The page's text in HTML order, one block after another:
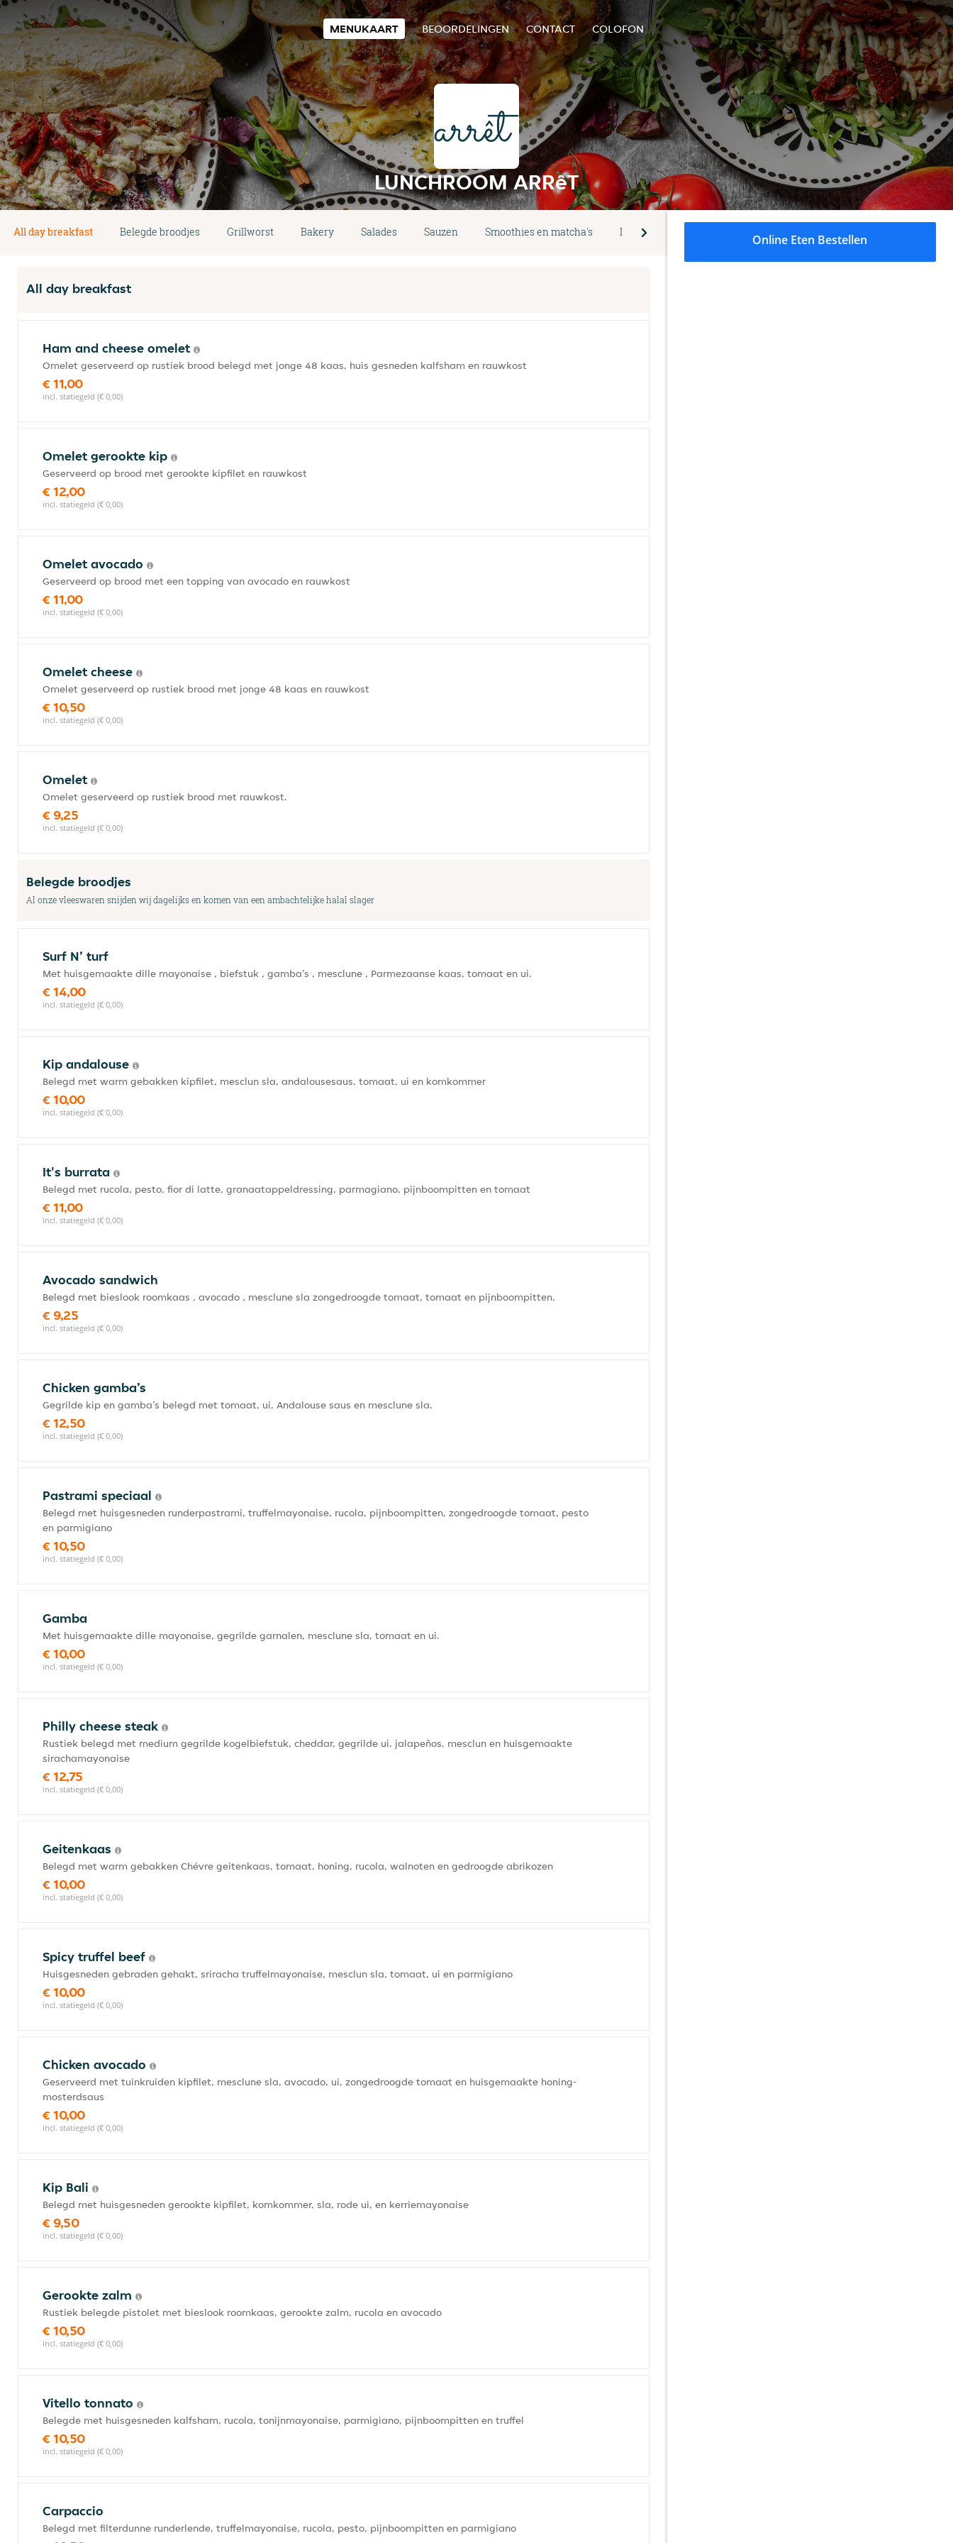
MENUKAART BEOORDELINGEN CONTACT COLOFON
LUNCHROOM ARRêT
All day breakfast Belegde broodjes Grillworst Bakery Salades Sauzen Smoothies en matcha's Dranken
All day breakfast
Ham and cheese omelet
Omelet geserveerd op rustiek brood belegd met jonge 48 kaas, huis gesneden kalfsham en rauwkost
€ 11,00
incl. statiegeld (€ 0,00)
Omelet gerookte kip
Geserveerd op brood met gerookte kipfilet en rauwkost
€ 12,00
incl. statiegeld (€ 0,00)
Omelet avocado
Geserveerd op brood met een topping van avocado en rauwkost
€ 11,00
incl. statiegeld (€ 0,00)
Omelet cheese
Omelet geserveerd op rustiek brood met jonge 48 kaas en rauwkost
€ 10,50
incl. statiegeld (€ 0,00)
Omelet
Omelet geserveerd op rustiek brood met rauwkost.
€ 9,25
incl. statiegeld (€ 0,00)
Belegde broodjes
Al onze vleeswaren snijden wij dagelijks en komen van een ambachtelijke halal slager
Surf N’ turf
Met huisgemaakte dille mayonaise , biefstuk , gamba’s , mesclune , Parmezaanse kaas, tomaat en ui.
€ 14,00
incl. statiegeld (€ 0,00)
Kip andalouse
Belegd met warm gebakken kipfilet, mesclun sla, andalousesaus, tomaat, ui en komkommer
€ 10,00
incl. statiegeld (€ 0,00)
It's burrata
Belegd met rucola, pesto, fior di latte, granaatappeldressing, parmagiano, pijnboompitten en tomaat
€ 11,00
incl. statiegeld (€ 0,00)
Avocado sandwich
Belegd met bieslook roomkaas , avocado , mesclune sla zongedroogde tomaat, tomaat en pijnboompitten.
€ 9,25
incl. statiegeld (€ 0,00)
Chicken gamba’s
Gegrilde kip en gamba’s belegd met tomaat, ui, Andalouse saus en mesclune sla.
€ 12,50
incl. statiegeld (€ 0,00)
Pastrami speciaal
Belegd met huisgesneden runderpastrami, truffelmayonaise, rucola, pijnboompitten, zongedroogde tomaat, pesto
en parmigiano
€ 10,50
incl. statiegeld (€ 0,00)
Gamba
Met huisgemaakte dille mayonaise, gegrilde garnalen, mesclune sla, tomaat en ui.
€ 10,00
incl. statiegeld (€ 0,00)
Philly cheese steak
Rustiek belegd met medium gegrilde kogelbiefstuk, cheddar, gegrilde ui, jalapeños, mesclun en huisgemaakte
sirachamayonaise
€ 12,75
incl. statiegeld (€ 0,00)
Geitenkaas
Belegd met warm gebakken Chévre geitenkaas, tomaat, honing, rucola, walnoten en gedroogde abrikozen
€ 10,00
incl. statiegeld (€ 0,00)
Spicy truffel beef
Huisgesneden gebraden gehakt, sriracha truffelmayonaise, mesclun sla, tomaat, ui en parmigiano
€ 10,00
incl. statiegeld (€ 0,00)
Chicken avocado
Geserveerd met tuinkruiden kipfilet, mesclune sla, avocado, ui, zongedroogde tomaat en huisgemaakte honing-
mosterdsaus
€ 10,00
incl. statiegeld (€ 0,00)
Kip Bali
Belegd met huisgesneden gerookte kipfilet, komkommer, sla, rode ui, en kerriemayonaise
€ 9,50
incl. statiegeld (€ 0,00)
Gerookte zalm
Rustiek belegde pistolet met bieslook roomkaas, gerookte zalm, rucola en avocado
€ 10,50
incl. statiegeld (€ 0,00)
Vitello tonnato
Belegde met huisgesneden kalfsham, rucola, tonijnmayonaise, parmigiano, pijnboompitten en truffel
€ 10,50
incl. statiegeld (€ 0,00)
Carpaccio
Belegd met filterdunne runderlende, truffelmayonaise, rucola, pesto, pijnboompitten en parmigiano
Online Eten Bestellen